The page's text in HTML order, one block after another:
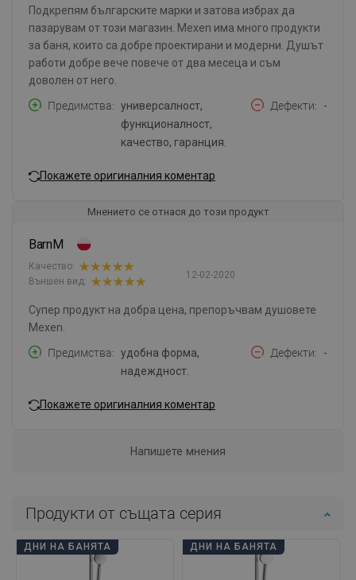
Подкрепям българските марки и затова избрах да
пазарувам от този магазин. Mexen има много продукти
за баня, които са добре проектирани и модерни. Душът
работи добре вече повече от два месеца и съм
доволен от него.
Предимства
универсалност,
функционалност,
качество, гаранция.
Дефекти -
Покажете оригиналния коментар
Мнението се отнася до този продукт
BarnM
12-02-2020
Качество:
Външен вид:
Супер продукт на добра цена, препоръчвам душовете
Mexen.
Предимства
удобна форма,
надеждност.
Дефекти -
Покажете оригиналния коментар
Напишете мнения
Продукти от същата серия
ДНИ НА БАНЯТА ДНИ НА БАНЯТА